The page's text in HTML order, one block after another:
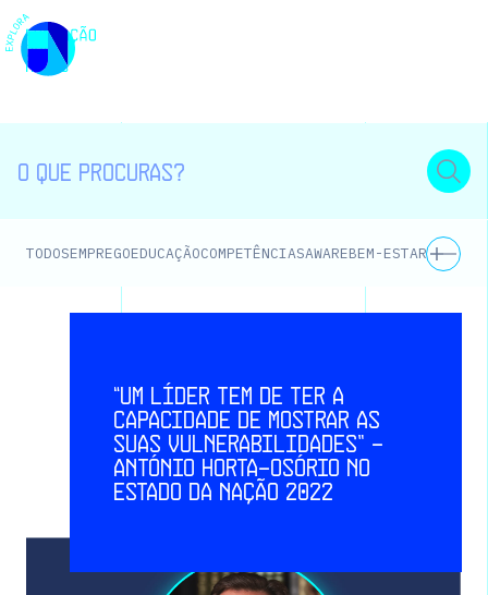
TODOSEMPREGOEDUCAÇÃOCOMPETÊNCIASAWAREBEM-ESTAR E
“Um líder tem de ter a
capacidade de mostrar as
suas vulnerabilidades” -
António Horta-Osório no
Estado da Nação 2022